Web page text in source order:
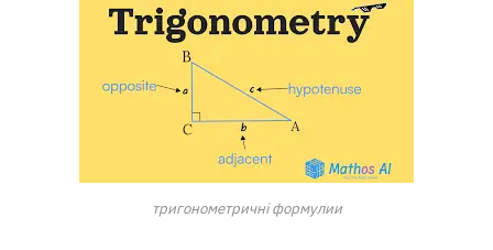
тригонометричні формулии